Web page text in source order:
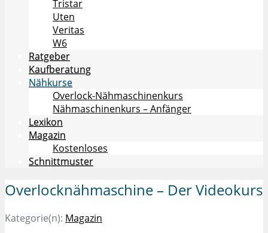
Tristar
Uten
Veritas
W6
Ratgeber
Kaufberatung
Nähkurse
Overlock-Nähmaschinenkurs
Nähmaschinenkurs – Anfänger
Lexikon
Magazin
Kostenloses
Schnittmuster
Overlocknähmaschine – Der Videokurs
Kategorie(n): Magazin